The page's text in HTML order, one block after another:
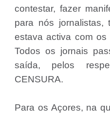
contestar, fazer
para nós jornalistas,
estava activa com os
Todos os jornais
saída, pelos
CENSURA.
Para os Açores, na